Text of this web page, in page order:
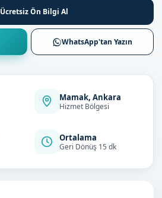
Ücretsiz Ön Bilgi Al
WhatsApp'tan Yazın
Mamak, Ankara
Hizmet Bölgesi
Ortalama
Geri Dönüş 15 dk